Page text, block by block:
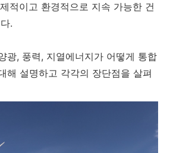
적이고 환경적으로 지속 가능한 건
.
광, 풍력, 지열에너지가 어떻게 통합
해 설명하고 각각의 장단점을 살펴